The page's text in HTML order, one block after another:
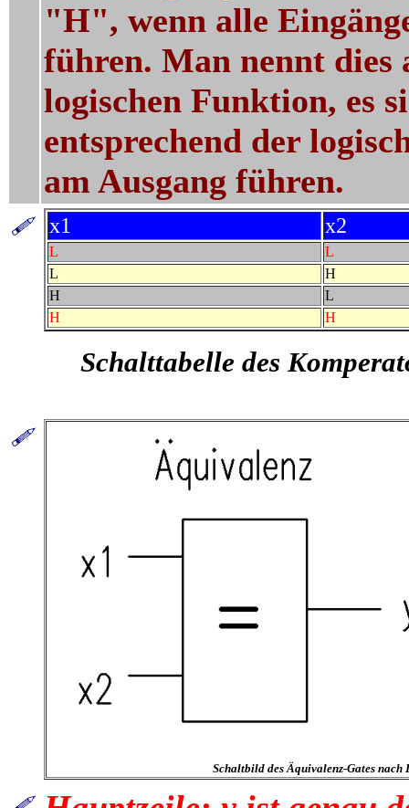
"H", wenn alle
führen. Man nennt dies
logischen Funktion, es
entsprechend der
am Ausgang führen.
x1 x2
L
L
L
H
H
L
H
H
Schalttabelle des
Schaltbild des Äquivalenz-Gates nach